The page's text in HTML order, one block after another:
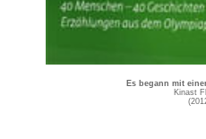
Es begann mit
Kinast